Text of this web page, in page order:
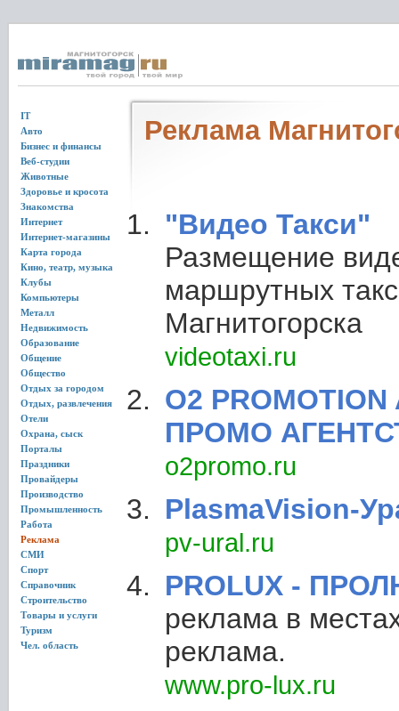
IT
Авто
Бизнес и финансы
Веб-студии
Животные
Здоровье и кросота
Знакомства
Интернет
Интернет-магазины
Карта города
Кино, театр, музыка
Клубы
Компьютеры
Металл
Недвижимость
Образование
Общение
Общество
Отдых за городом
Отдых, развлечения
Отели
Охрана, сыск
Порталы
Праздники
Провайдеры
Производство
Промышленность
Работа
Реклама
СМИ
Спорт
Справочник
Строительство
Товары и услуги
Туризм
Чел. область
Реклама
"Видео Такси"
Размещение
маршрутных
Магнитогорска
videotaxi.ru
O2 PROMOTION
ПРОМО
o2promo.ru
PlasmaVision-
pv-ural.ru
PROLUX -
реклама в
реклама.
www.pro-lux.ru